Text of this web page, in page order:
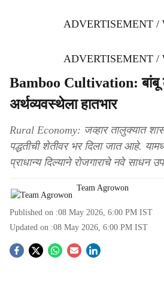
ADVERTISEMENT /
ADVERTISEMENT /
Bamboo Cultivation: बांबू
अर्थव्यवस्थेला हातभार
Rural Economy: जव्हार तालुक्यात
पद्धतीची शेतीवर भर दिला जात आहे.
प्राधान्य दिल्याने रोजगाराचे नवे साधन
Team Agrowon
Published on :08 May 2026, 6:00 PM IST
Updated on :08 May 2026, 6:00 PM IST
S